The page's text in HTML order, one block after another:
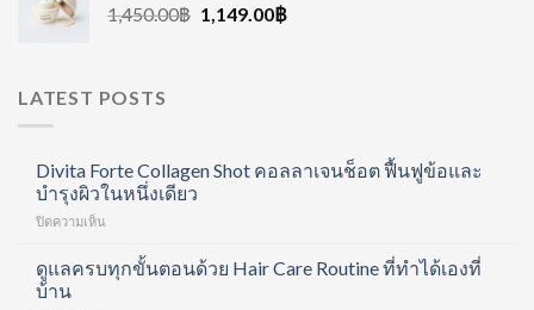
1,450.00฿ 1,149.00฿
LATEST POSTS
Divita Forte Collagen Shot คอลลาเจนช็อต ฟื้นฟูข้อและ
บำรุงผิวในหนึ่งเดียว
ปิดความเห็น
Collagen
ดูแลครบทุกขั้นตอนด้วย Hair Care Routine ที่ทำได้เองที่
บ้าน